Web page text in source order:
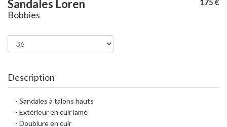
Sandales Loren 175 €
Bobbies
Description
- Sandales à talons hauts
- Extérieur en cuir lamé
- Doublure en cuir